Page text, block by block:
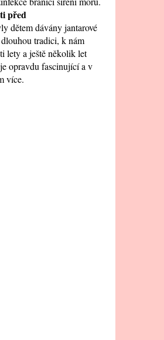
před
dětem dávány jantarové
tradici, k nám
lety a ještě několik let
opravdu fascinující a v
více.